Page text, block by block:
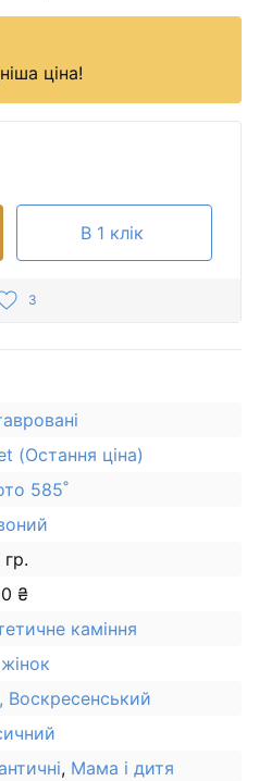
ціна!
В 1 клік
3
(Остання ціна)
585˚
₴
каміння
Воскресенський
, Мама і дитя